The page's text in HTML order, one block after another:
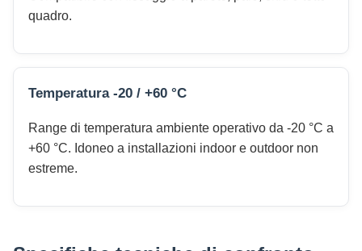
quadro.
Temperatura -20 / +60 °C
Range di temperatura ambiente operativo da -20 °C a
+60 °C. Idoneo a installazioni indoor e outdoor non
estreme.